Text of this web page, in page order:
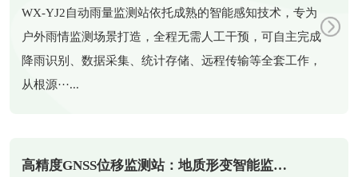
​WX-YJ2自动雨量监测站依托成熟的智能感知技术，专为
户外雨情监测场景打造，全程无需人工干预，可自主完成
降雨识别、数据采集、统计存储、远程传输等全套工作，
从根源···...
高精度GNSS位移监测站：地质形变智能监测守护全域安全